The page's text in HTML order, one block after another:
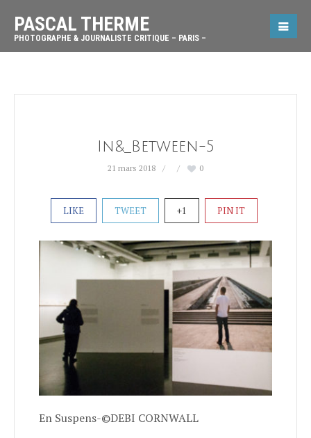
PASCAL THERME
PHOTOGRAPHE & JOURNALISTE CRITIQUE – PARIS –
In&_Between-5
21 mars 2018 0
LIKE TWEET +1 PIN IT
En Suspens-©DEBI CORNWALL